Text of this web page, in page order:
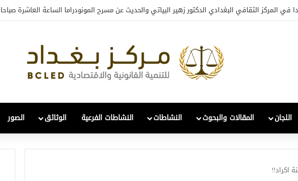
في المركز الثقافي البغدادي الدكتور زهير البياتي والحديث عن مسرح المونودراما الساعة العاشرة صباحا
اللجان المقالات والبحوث النشاطات النشاطات الفرعية الوثائق الصور
اكراد!!